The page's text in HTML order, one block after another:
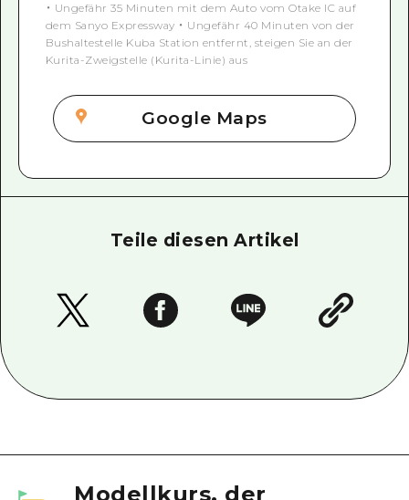
・ Ungefähr 35 Minuten mit dem Auto vom Otake IC auf
dem Sanyo Expressway ・ Ungefähr 40 Minuten von der
Bushaltestelle Kuba Station entfernt, steigen Sie an der
Kurita-Zweigstelle (Kurita-Linie) aus
Google Maps
Teile diesen Artikel
Modellkurs, der